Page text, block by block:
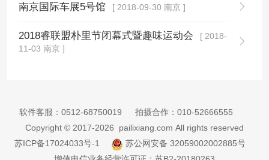
南京国际车展5号馆 [ 2018-09-30 南京 ]
2018睿联盟朴里节闭幕式暨趣味运动会
[ 2018-
11-03 南京 ]
软件客服： 0512-68750019 拍摄合作： 010-52666555
Copyright © 2017-2026 pailixiang.com All rights reserved
苏ICP备17024033号-1
苏公网安备 32059002002885号